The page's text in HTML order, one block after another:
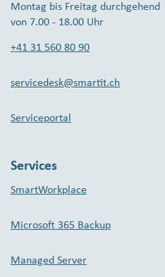
Montag bis Freitag durchgehend
von 7.00 - 18.00 Uhr
+41 31 560 80 90
servicedesk@smartit.ch
Serviceportal
Services
SmartWorkplace
Microsoft 365 Backup
Managed Server